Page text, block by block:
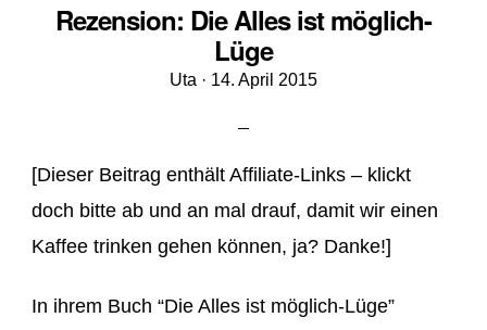
Rezension: Die Alles ist möglich-
Lüge
Uta · Veröffentlicht
14. April 2015
[Dieser Beitrag enthält Affiliate-Links – klickt
doch bitte ab und an mal drauf, damit wir einen
Kaffee trinken gehen können, ja? Danke!]
In ihrem Buch “Die Alles ist möglich-Lüge”